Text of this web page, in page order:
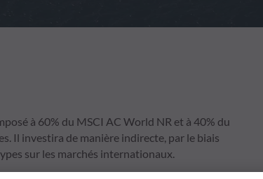
à 60% du MSCI AC World NR et à 40% du
Il investira de manière indirecte, par le biais
sur les marchés internationaux.